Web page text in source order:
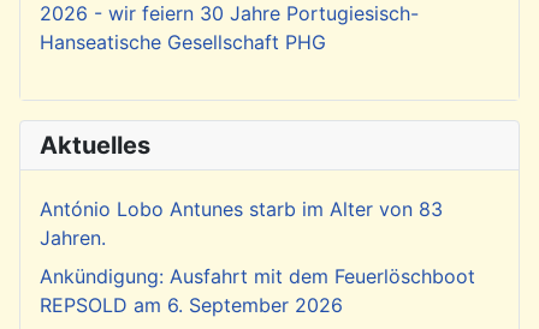
2026 - wir feiern 30 Jahre Portugiesisch-
Hanseatische Gesellschaft PHG
Aktuelles
António Lobo Antunes starb im Alter von 83
Jahren.
Ankündigung: Ausfahrt mit dem Feuerlöschboot
REPSOLD am 6. September 2026